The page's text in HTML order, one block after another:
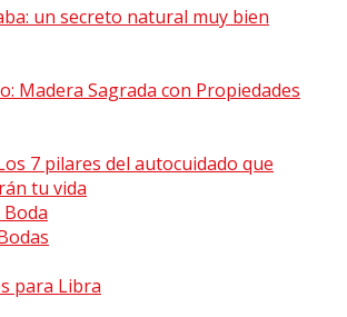
un secreto natural muy bien
Madera Sagrada con Propiedades
7 pilares del autocuidado que
tu vida
para Libra